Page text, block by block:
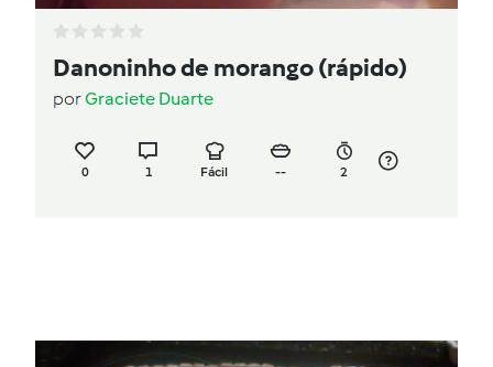
Danoninho de morango (rápido)
porGraciete Duarte
0 1 Fácil -- 2